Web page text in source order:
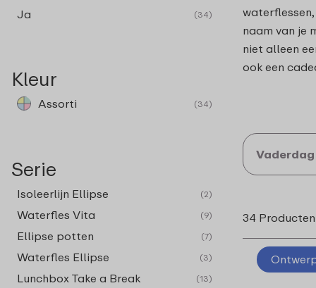
Ja (34)
Kleur
Assorti (34)
Serie
Isoleerlijn Ellipse (2)
Waterfles Vita (9)
Ellipse potten (7)
Waterfles Ellipse (3)
Lunchbox Take a Break (13)
naam van je
niet alleen
ook een
34 Producten